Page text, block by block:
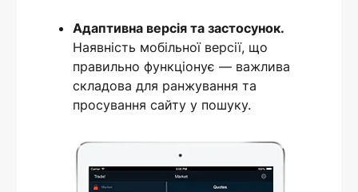
Адаптивна версія та застосунок.
Наявність мобільної версії, що
правильно функціонує — важлива
складова для ранжування та
просування сайту у пошуку.